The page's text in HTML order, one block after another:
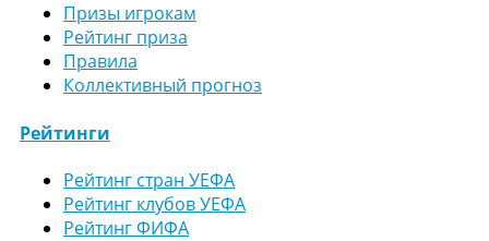
Призы игрокам
Рейтинг приза
Правила
Коллективный прогноз
Рейтинги
Рейтинг стран УЕФА
Рейтинг клубов УЕФА
Рейтинг ФИФА